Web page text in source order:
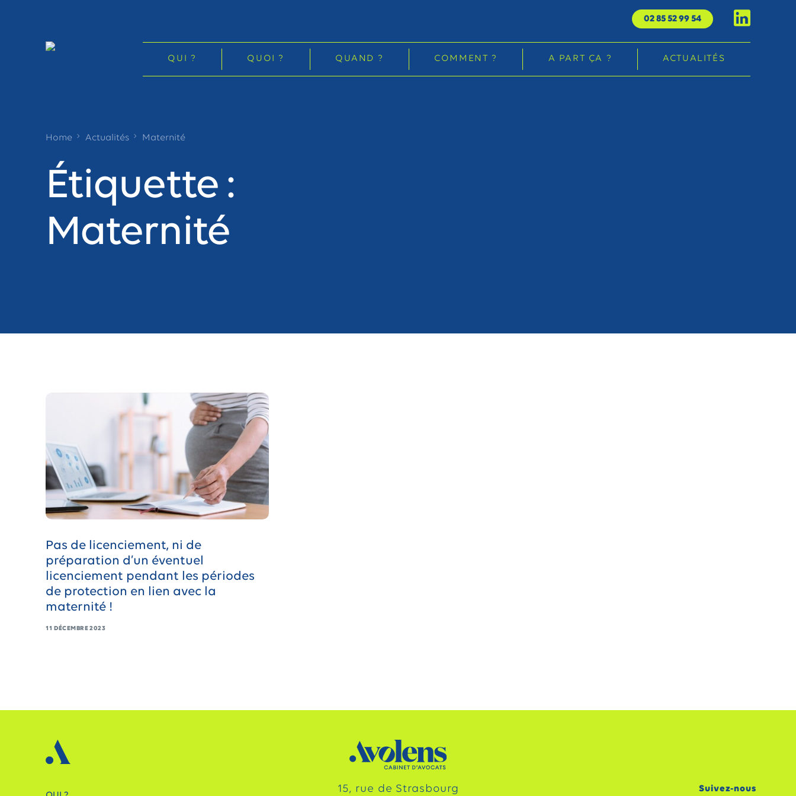
02 85 52 99 54
QUI ? QUOI ? QUAND ? COMMENT ? A PART ÇA ? ACTUALITÉS
Home Actualités Maternité
Étiquette :
Maternité
Pas de licenciement, ni de
préparation d’un éventuel
licenciement pendant les périodes
de protection en lien avec la
maternité !
11 DÉCEMBRE 2023
15, rue de Strasbourg Suivez-nous